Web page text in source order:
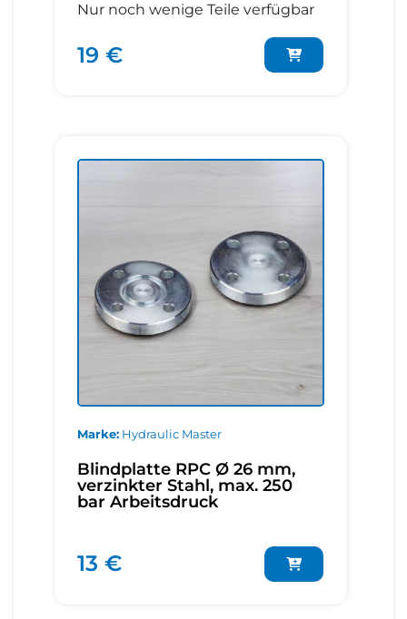
Nur noch wenige Teile verfügbar
19 €
Marke Hydraulic Master
Blindplatte RPC Ø 26 mm,
verzinkter Stahl, max. 250
bar Arbeitsdruck
13 €